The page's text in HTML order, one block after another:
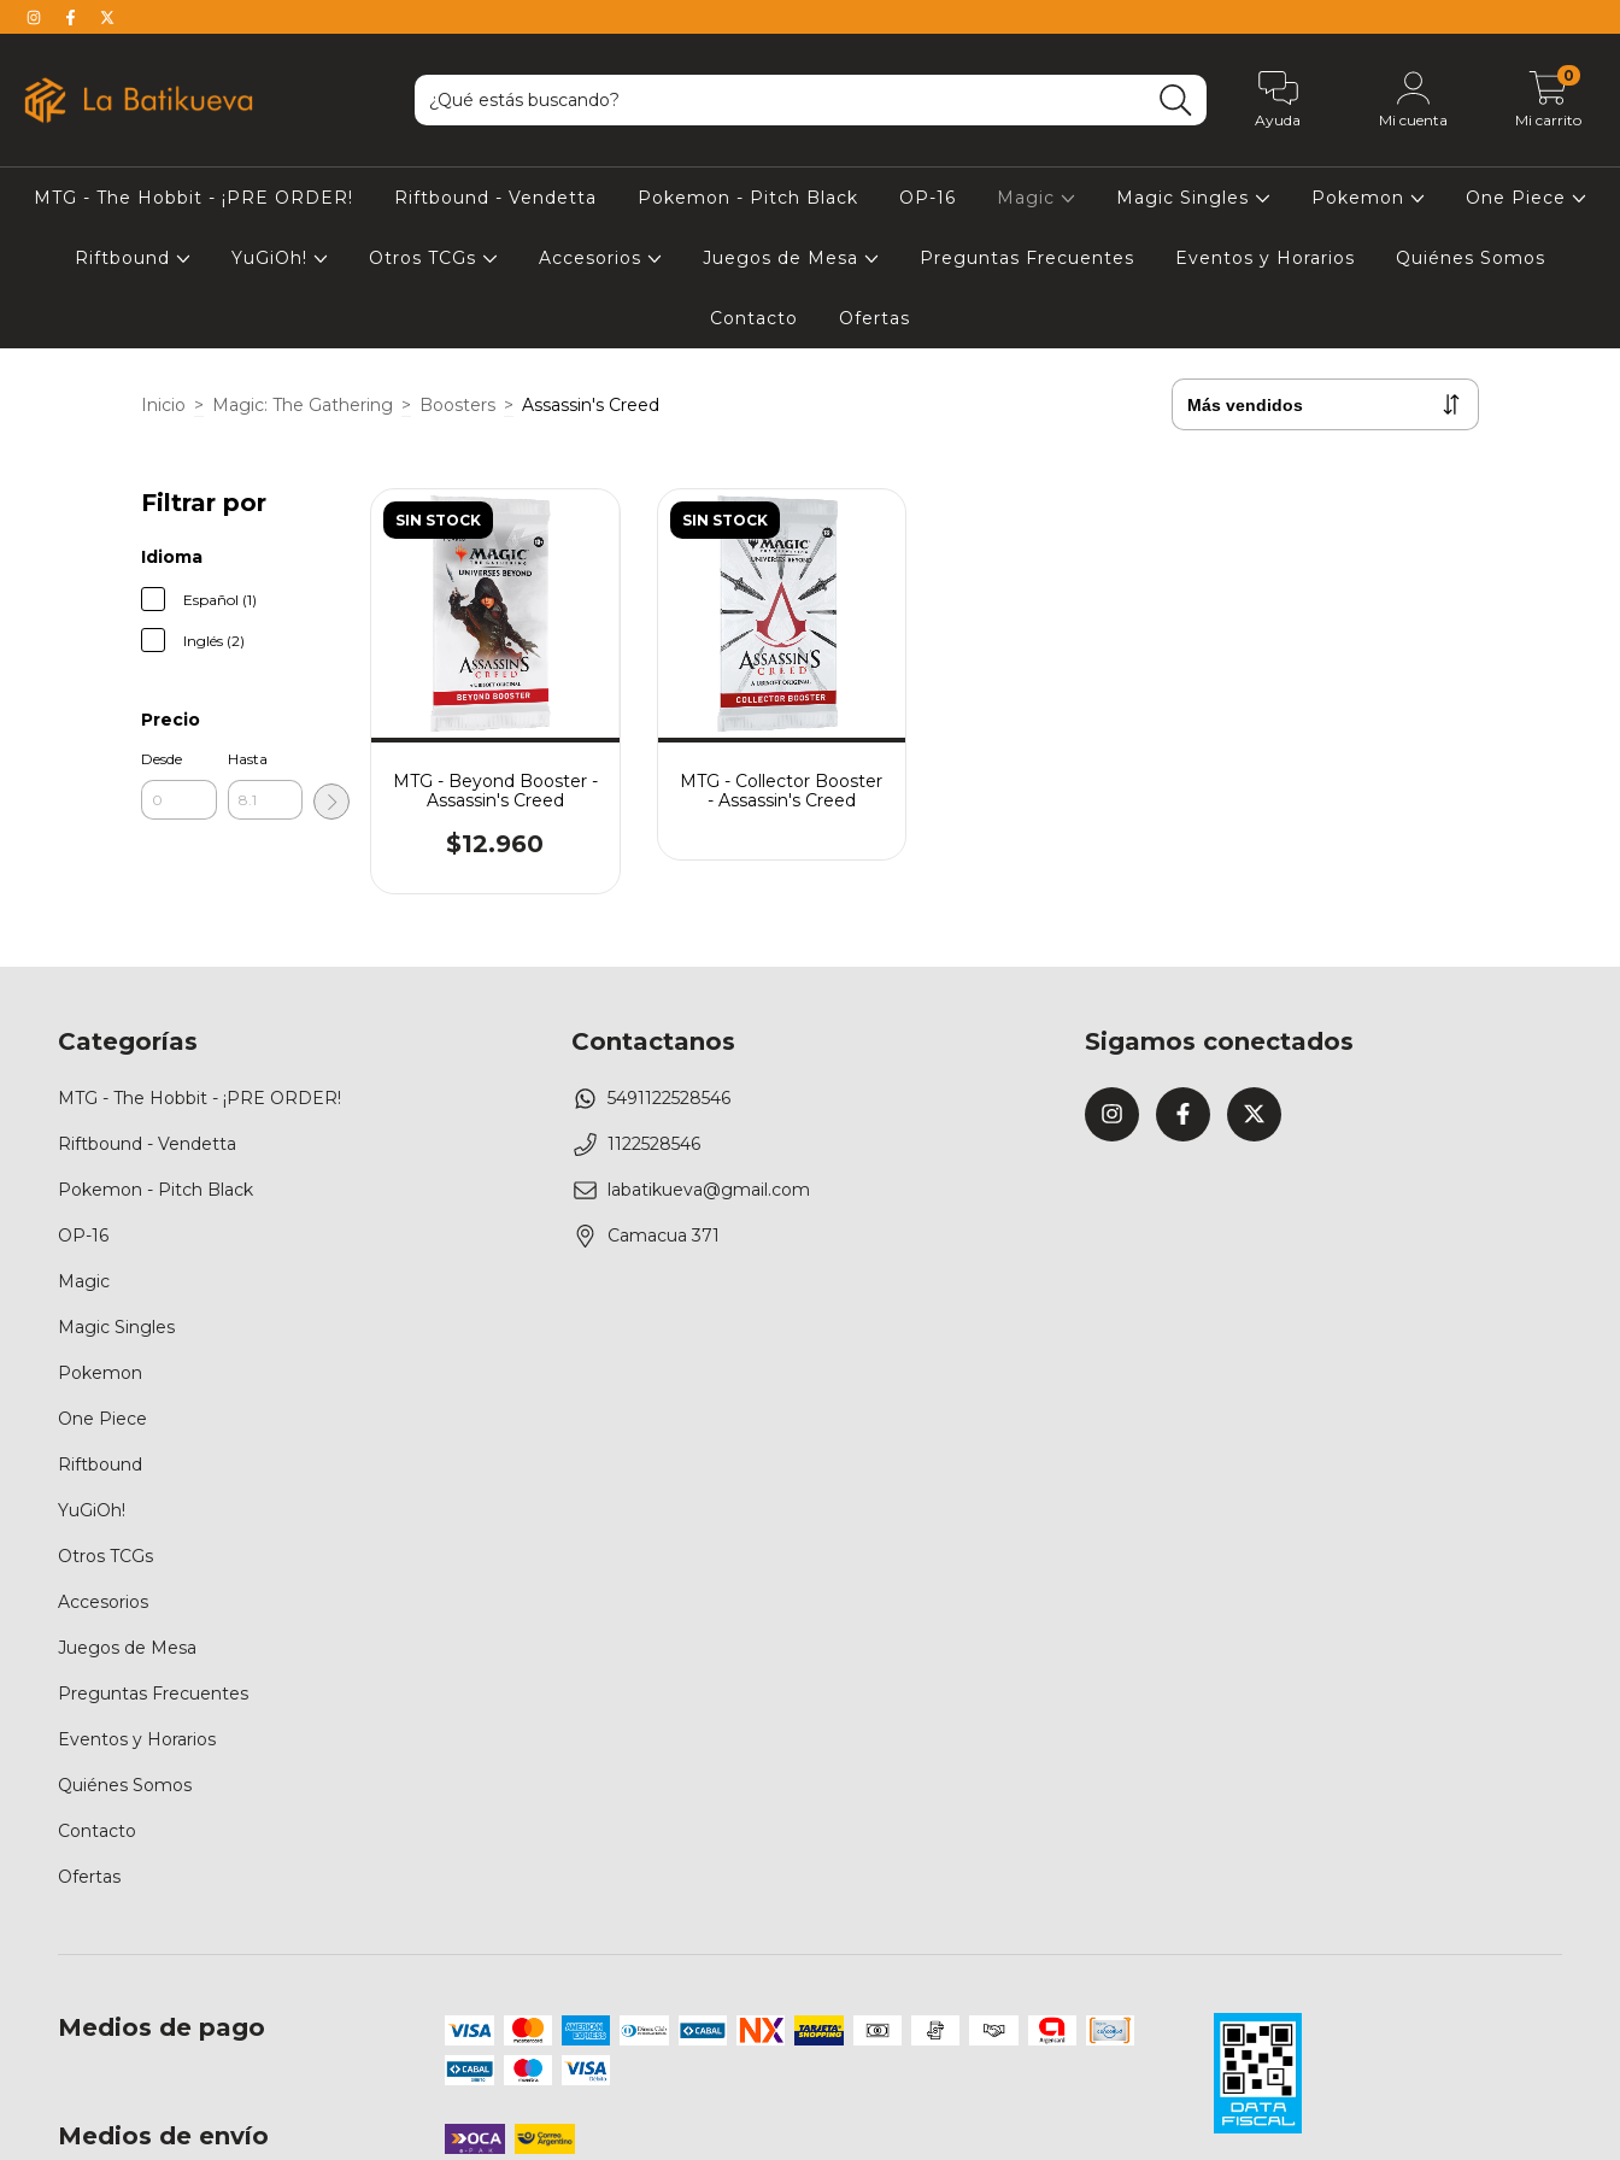
Ayuda Mi cuenta Mi carrito
0
MTG - The Hobbit - ¡PRE ORDER! Riftbound - Vendetta Pokemon - Pitch Black OP-16 Magic Magic Singles Pokemon One Piece
Riftbound YuGiOh! Otros TCGs Accesorios Juegos de Mesa Preguntas Frecuentes Eventos y Horarios Quiénes Somos
Contacto Ofertas
Inicio > Magic: The Gathering > Boosters > Assassin's Creed
Filtrar por
Idioma
Español (1)
Inglés (2)
Precio
Desde Hasta
SIN STOCK
MTG - Beyond Booster -
Assassin's Creed
$12.960
SIN STOCK
MTG - Collector Booster
- Assassin's Creed
Categorías
MTG - The Hobbit - ¡PRE ORDER!
Riftbound - Vendetta
Pokemon - Pitch Black
OP-16
Magic
Magic Singles
Pokemon
One Piece
Riftbound
YuGiOh!
Otros TCGs
Accesorios
Juegos de Mesa
Preguntas Frecuentes
Eventos y Horarios
Quiénes Somos
Contacto
Ofertas
Contactanos
5491122528546
1122528546
labatikueva@gmail.com
Camacua 371
Sigamos conectados
Medios de pago
Medios de envío